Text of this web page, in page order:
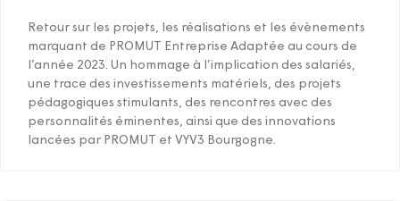
Retour sur les projets, les réalisations et les évènements
marquant de PROMUT Entreprise Adaptée au cours de
l’année 2023. Un hommage à l’implication des salariés,
une trace des investissements matériels, des projets
pédagogiques stimulants, des rencontres avec des
personnalités éminentes, ainsi que des innovations
lancées par PROMUT et VYV3 Bourgogne.